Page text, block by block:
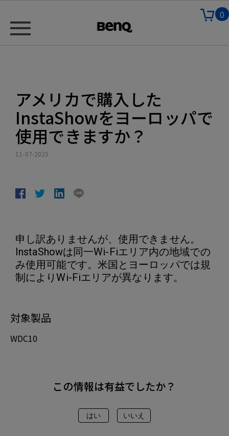
0
アメリカで購入した
InstaShowをヨーロッパで
使用できますか？
11-07-2025
申し訳ありませんが、使用できません。
InstaShowは同一Wi-Fiエリア内の地域での
み使用可能です。米国とヨーロッパでは規
制によりWi-Fiエリアが異なります。
対象製品
WDC10
この情報は有益でしたか？
はい いいえ